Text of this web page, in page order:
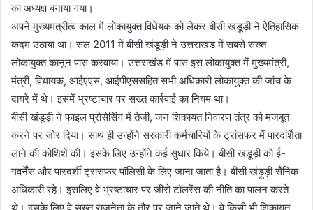
का अध्यक्ष बनाया गया।
अपने मुख्यमंत्रीत्व काल में लोकायुक्त विधेयक को लेकर बीसी खंडूड़ी ने ऐतिहासिक
कदम उठाया था। सल 2011 में बीसी खंडूड़ी ने उत्तराखंड में सबसे सख्त
लोकायुक्त कानून पास करवाया। उत्तराखंड में पास इस लोकायुक्त में मुख्यमंत्री,
मंत्री, विधायक, आईएएस, आईपीएससहित सभी अधिकारी लोकायुक्त की जांच के
दायरे में थे। इसमें भ्रष्टाचार पर सख्त कार्रवाई का नियम था।
बीसी खंडूड़ी ने फाइल प्रोसेसिंग में तेजी, जन शिकायत निवारण तंत्र को मजबूत
करने पर जोर दिया। साथ ही उन्होंने सरकारी कर्मचारियों के ट्रांसफर में पारदर्शिता
लाने की कोशिशें की। इसके लिए उन्होंने कई सुधार किये। बीसी खंडूड़ी को ई-
गवर्नेंस और पारदर्शी ट्रांसफर पॉलिसी के लिए जाना जाता है। बीसी खंड़ूड़ी सैनिक
अधिकारी रहे। इसलिए वे भ्रष्टाचार पर जीरो टॉलरेंस की नीति का पालन करते